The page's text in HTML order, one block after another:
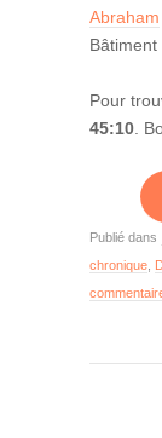
Abraham
Bâtiment
Pour
45:10 .
Publié dans
chronique